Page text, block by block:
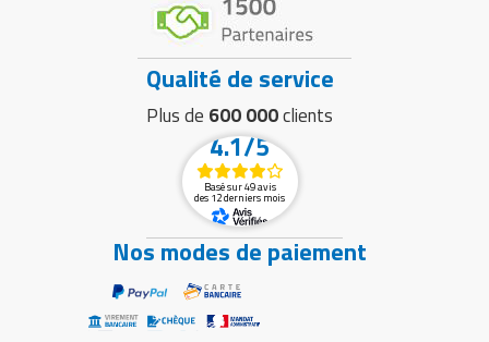
Qualité de service
Plus de 600 000clients
4.1/5
Basé sur 49 avis
des 12 derniers mois
Nos modes de paiement